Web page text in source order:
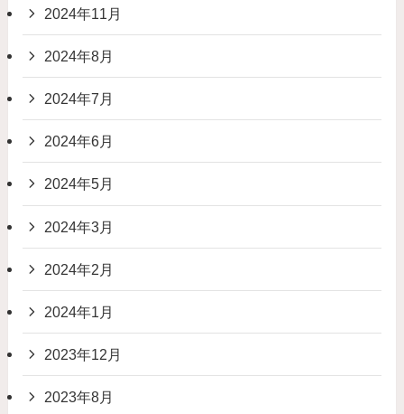
2024年11月
2024年8月
2024年7月
2024年6月
2024年5月
2024年3月
2024年2月
2024年1月
2023年12月
2023年8月